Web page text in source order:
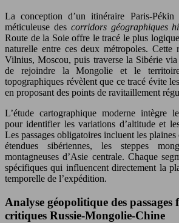
La conception d’un itinéraire Paris-Pékin
méticuleuse des corridors géographiques
Route de la Soie offre le tracé le plus
naturelle entre ces deux métropoles. Cette
Vilnius, Moscou, puis traverse la Sibérie
de rejoindre la Mongolie et le
topographiques révèlent que ce tracé évite
en proposant des points de ravitaillement
L’étude cartographique moderne intègre
pour identifier les variations d’altitude et
Les passages obligatoires incluent les plaines
étendues sibériennes, les steppes
montagneuses d’Asie centrale. Chaque
spécifiques qui influencent directement la
temporelle de l’expédition.
Analyse géopolitique des passages
critiques Russie-Mongolie-Chine